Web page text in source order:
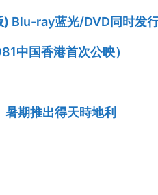
Blu-ray蓝光/DVD同时发
中国香港首次公映）
期推出得天時地利